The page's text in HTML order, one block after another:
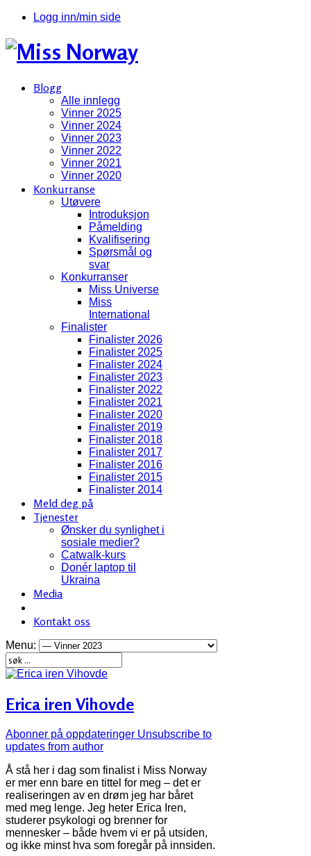
Logg inn/min side
Blogg
Alle innlegg
Vinner 2025
Vinner 2024
Vinner 2023
Vinner 2022
Vinner 2021
Vinner 2020
Konkurranse
Utøvere
Introduksjon
Påmelding
Kvalifisering
Spørsmål og
svar
Konkurranser
Miss Universe
Miss
International
Finalister
Finalister 2026
Finalister 2025
Finalister 2024
Finalister 2023
Finalister 2022
Finalister 2021
Finalister 2020
Finalister 2019
Finalister 2018
Finalister 2017
Finalister 2016
Finalister 2015
Finalister 2014
Meld deg på
Tjenester
Ønsker du synlighet i
sosiale medier?
Catwalk-kurs
Donér laptop til
Ukraina
Media
Kontakt oss
Menu:
Erica iren Vihovde
Abonner på oppdateringer Unsubscribe to
updates from author
Å stå her i dag som finalist i Miss Norway
er mer enn bare en tittel for meg – det er
realiseringen av en drøm jeg har båret
med meg lenge. Jeg heter Erica Iren,
studerer psykologi og brenner for
mennesker – både hvem vi er på utsiden,
og ikke minst hva som foregår på innsiden.